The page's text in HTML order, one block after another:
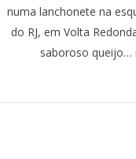
numa lanchonete na
do RJ, em Volta
saboroso queijo…